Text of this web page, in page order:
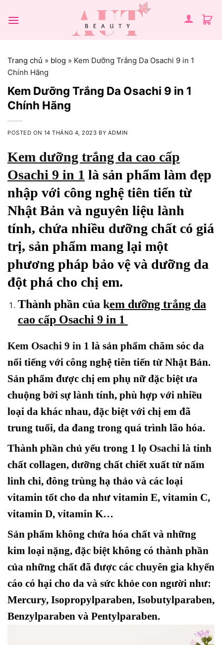
đến
Trang chủ » blog » Kem Dưỡng Trắng Da Osachi 9 in 1
Chính Hãng
Kem Dưỡng Trắng Da Osachi 9 in 1
Chính Hãng
POSTED ON 14 THÁNG 4, 2023 BY ADMIN
Kem dưỡng trắng da cao cấp
Osachi 9 in 1 là sản phẩm làm đẹp
nhập với công nghệ tiên tiến từ
Nhật Bản và nguyên liệu lành
tính, chứa nhiều dưỡng chất có giá
trị, sản phẩm mang lại một
phương pháp bảo vệ và dưỡng da
đột phá cho chị em.
Thành phần của kem dưỡng trắng da
cao cấp Osachi 9 in 1
Kem Osachi 9 in 1 là sản phẩm chăm sóc da
nổi tiếng với công nghệ tiên tiến từ Nhật Bản.
Sản phẩm được chị em phụ nữ đặc biệt ưa
chuộng bởi sự lành tính, phù hợp với nhiều
loại da khác nhau, đặc biệt với chị em đã
trung tuổi, da đang trong quá trình lão hóa.
Thành phần chủ yếu trong 1 lọ Osachi là tinh
chất collagen, dưỡng chất chiết xuất từ nấm
linh chi, đông trùng hạ thảo và các loại
vitamin tốt cho da như vitamin E, vitamin C,
vitamin D, vitamin K…
Sản phẩm không chứa hóa chất và những
kim loại nặng, đặc biệt không có thành phần
của những chất đã được các chuyên gia khyến
cáo có hại cho da và sức khỏe con người như:
Mercury, Isopropylparaben, Isobutylparaben,
Benzylparaben và Pentylparaben.